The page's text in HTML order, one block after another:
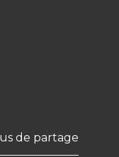
de partage